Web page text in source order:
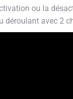
ou la
déroulant avec 2